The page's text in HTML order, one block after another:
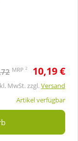
MRP 2 10,19 €
MwSt. zzgl.Versand
Artikel verfügbar